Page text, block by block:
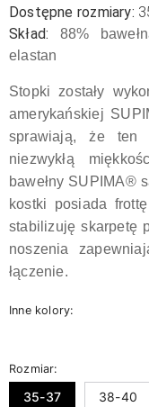
Dostępne rozmiary:
Skład:
88%
elastan
Stopki zostały
amerykańskiej
sprawiają, że ten
niezwykłą
bawełny SUPIMA®
kostki posiada
stabilizuję skarpetę
noszenia
łączenie.
Inne kolory:
Rozmiar:
35-37 38-40